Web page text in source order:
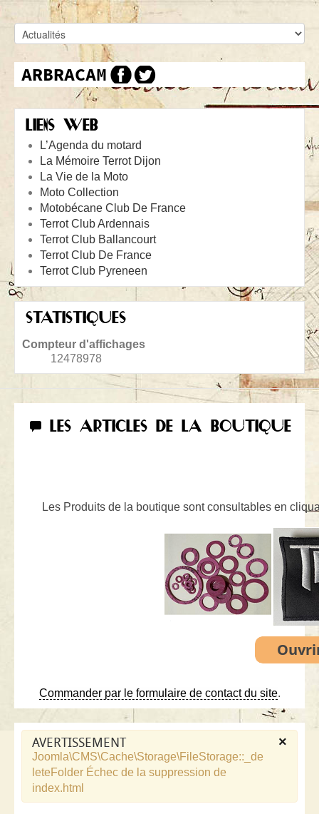
LIENS WEB
L’Agenda du motard
La Mémoire Terrot Dijon
La Vie de la Moto
Moto Collection
Motobécane Club De France
Terrot Club Ardennais
Terrot Club Ballancourt
Terrot Club De France
Terrot Club Pyreneen
STATISTIQUES
Compteur d'affichages
12478978
LES ARTICLES DE LA BOUTIQUE
Les Produits de la boutique sont consultables en
Commander par le formulaire de contact du site.
×
AVERTISSEMENT
Joomla\CMS\Cache\Storage\FileStorage::_de
leteFolder Échec de la suppression de
index.html